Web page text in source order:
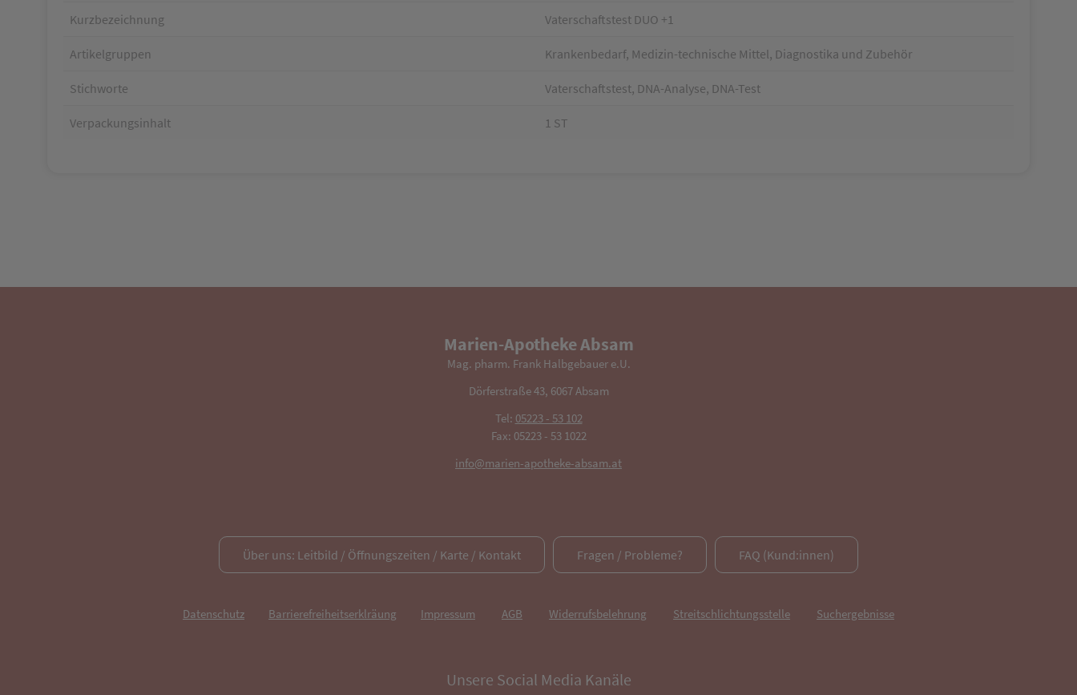
Kurzbezeichnung Vaterschaftstest DUO +1
Artikelgruppen Krankenbedarf, Medizin-technische Mittel, Diagnostika und Zubehör
Stichworte Vaterschaftstest, DNA-Analyse, DNA-Test
Verpackungsinhalt 1 ST
Marien-Apotheke Absam
Mag. pharm. Frank Halbgebauer e.U.
Dörferstraße 43, 6067 Absam
Tel: 05223 - 53 102
Fax: 05223 - 53 1022
info@marien-apotheke-absam.at
Über uns: Leitbild / Öffnungszeiten / Karte / Kontakt Fragen / Probleme? FAQ (Kund:innen)
Datenschutz Barrierefreiheitserklräung Impressum AGB Widerrufsbelehrung Streitschlichtungsstelle Suchergebnisse
Unsere Social Media Kanäle